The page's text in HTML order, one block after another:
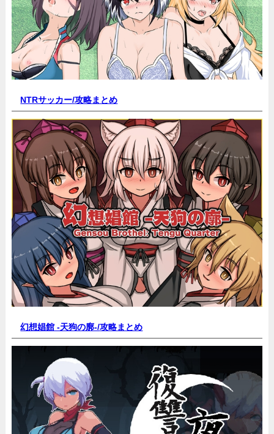
NTRサッカー/攻略まとめ
幻想娼館 -天狗の廓-/攻略まとめ